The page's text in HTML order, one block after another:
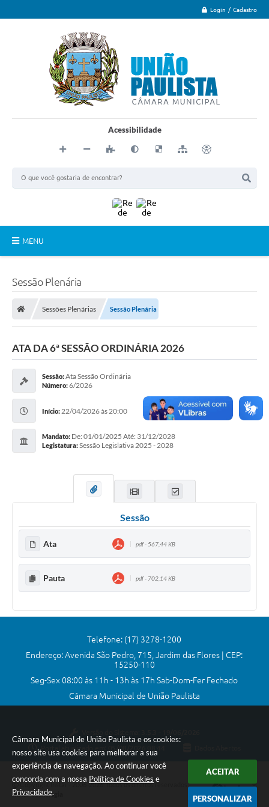
Câmara Municipal de União Paulista e os cookies:
nosso site usa cookies para melhorar a sua
experiência de navegação. Ao continuar você
concorda com a nossa Política de Cookies e
Privacidade.
ACEITAR
PERSONALIZAR
Login / Cadastro
Acessibilidade
MENU
O Município
Legislação
Contas Públicas
FAQ - Perguntas Frequentes
Ouvidoria
Sessão Plenária
Galeria de Presidentes
Galeria de Fotos
Contratos
Sessão Plenária
Sessões Plenárias Sessão Plenária
ATA DA 6ª SESSÃO ORDINÁRIA 2026
Sessão:Ata Sessão Ordinária
Número:6/2026
Início: 22/04/2026 às 20:00
Mandato: De: 01/01/2025 Até: 31/12/2028
Legistatura:Sessão Legislativa 2025 - 2028
Sessão
Ata pdf - 567,44 KB
Pauta pdf - 702,14 KB
Telefone: (17) 3278-1200
Endereço: Avenida São Pedro, 715, Jardim das Flores | CEP:
15250-110
Seg-Sex 08:00 às 11h - 13h às 17h Sab-Dom-Fer Fechado
Câmara Municipal de União Paulista
Portal atualizado em:
05/08/2026 08:44
Copyright Instar - 2006-2026. Todos os direitos reservados -
Instar Tecnologia